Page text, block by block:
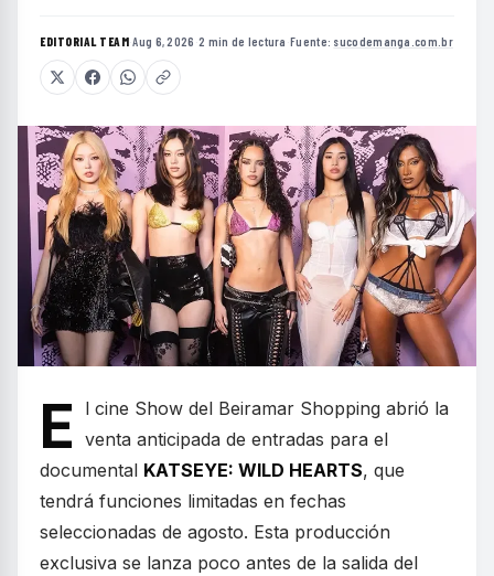
EDITORIAL TEAM·Aug 6, 2026 ·2 min de lectura ·Fuente: sucodemanga.com.br
E
l cine Show del Beiramar Shopping abrió la
venta anticipada de entradas para el
documental KATSEYE: WILD HEARTS, que
tendrá funciones limitadas en fechas
seleccionadas de agosto. Esta producción
exclusiva se lanza poco antes de la salida del